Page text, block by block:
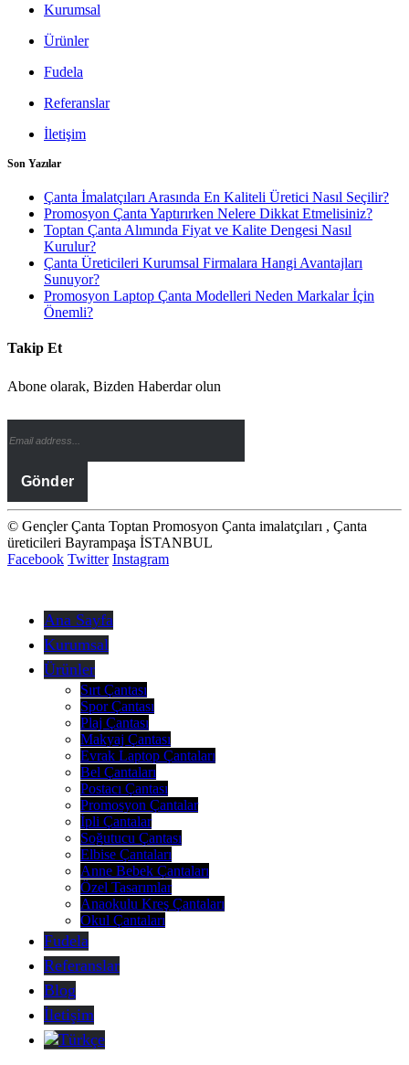
Kurumsal
Ürünler
Fudela
Referanslar
İletişim
Son Yazılar
Çanta İmalatçıları Arasında En Kaliteli Üretici Nasıl Seçilir?
Promosyon Çanta Yaptırırken Nelere Dikkat Etmelisiniz?
Toptan Çanta Alımında Fiyat ve Kalite Dengesi Nasıl
Kurulur?
Çanta Üreticileri Kurumsal Firmalara Hangi Avantajları
Sunuyor?
Promosyon Laptop Çanta Modelleri Neden Markalar İçin
Önemli?
Takip Et
Abone olarak, Bizden Haberdar olun
© Gençler Çanta Toptan Promosyon Çanta imalatçıları , Çanta
üreticileri Bayrampaşa İSTANBUL
Facebook Twitter Instagram
Ana Sayfa
Kurumsal
Ürünler
Sırt Çantası
Spor Çantası
Plaj Çantası
Makyaj Çantası
Evrak Laptop Çantaları
Bel Çantaları
Postacı Çantası
Promosyon Çantalar
İpli Çantalar
Soğutucu Çantası
Elbise Çantaları
Anne Bebek Çantaları
Özel Tasarımlar
Anaokulu Kreş Çantaları
Okul Çantaları
Fudela
Referanslar
Blog
İletişim
Türkçe